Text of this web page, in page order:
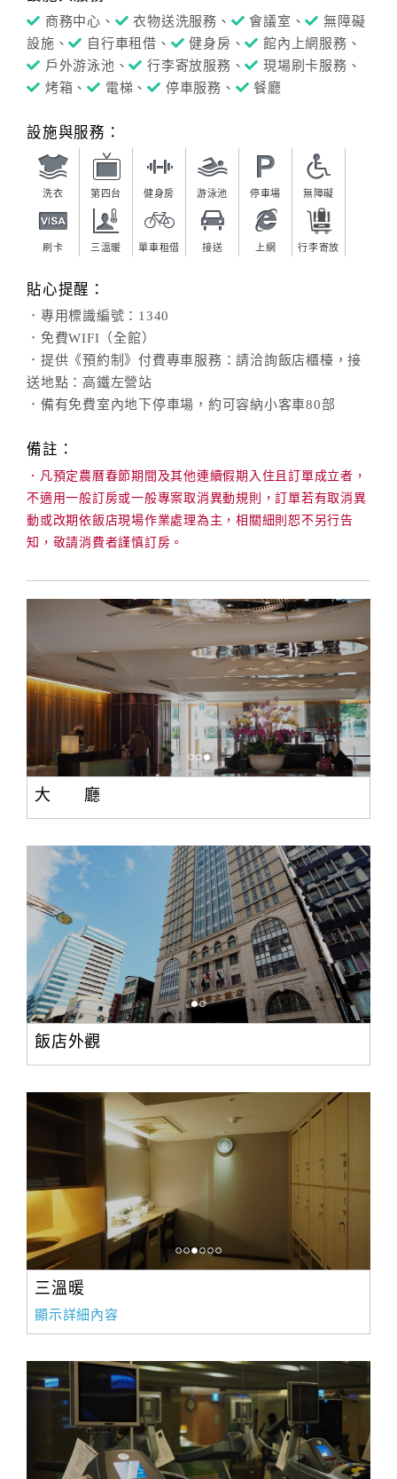
商務中心、 衣物送洗服務、 會議室、
無障礙
設施、
自行車租借、 健身房、
館內上網服務、
戶外游泳池、
行李寄放服務、
現場刷卡服務、
烤箱、
電梯、 停車服務、 餐廳
設施與服務：
洗衣 第四台 健身房 游泳池 停車場 無障礙
刷卡 三溫暖 單車租借 接送 上網 行李寄放
貼心提醒：
．專用標識編號：1340
．免費WIFI（全館）
．提供《預約制》付費專車服務：請洽詢飯店櫃檯，接
送地點：高鐵左營站
．備有免費室內地下停車場，約可容納小客車80部
備註：
．凡預定農曆春節期間及其他連續假期入住且訂單成立者，
不適用一般訂房或一般專案取消異動規則，訂單若有取消異
動或改期依飯店現場作業處理為主，相關細則恕不另行告
知，敬請消費者謹慎訂房。
大 廳
飯店外觀
三溫暖
顯示詳細內容